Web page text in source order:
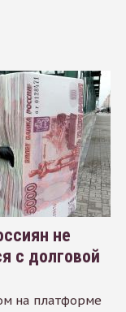
не
с долговой
на платформе